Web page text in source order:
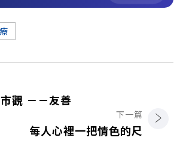
觀 －－友善
下一篇
每人心裡一把情色的尺